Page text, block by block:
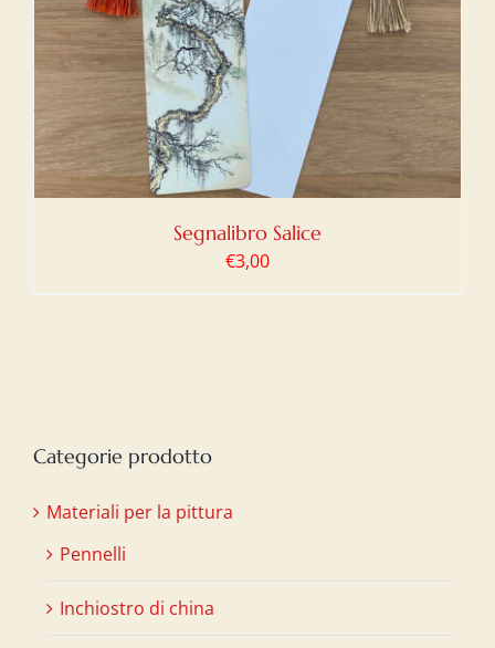
Segnalibro Salice
€3,00
Categorie prodotto
Materiali per la pittura
Pennelli
Inchiostro di china